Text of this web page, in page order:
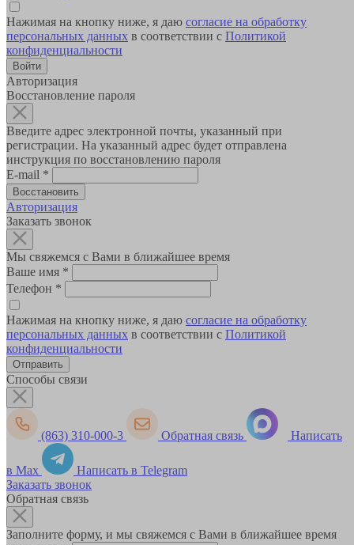
Нажимая на кнопку ниже, я даю согласие на обработку
персональных данных в соответствии с Политикой
конфиденциальности
Авторизация
Восстановление пароля
Введите адрес электронной почты, указанный при
регистрации. На указанный адрес будет отправлена
инструкция по восстановлению пароля
E-mail *
Авторизация
Заказать звонок
Мы свяжемся с Вами в ближайшее время
Ваше имя *
Телефон *
Нажимая на кнопку ниже, я даю согласие на обработку
персональных данных в соответствии с Политикой
конфиденциальности
Способы связи
(863) 310-000-3 Обратная связь Написать
в Max
Написать в Telegram
Заказать звонок
Обратная связь
Заполните форму, и мы свяжемся с Вами в ближайшее время